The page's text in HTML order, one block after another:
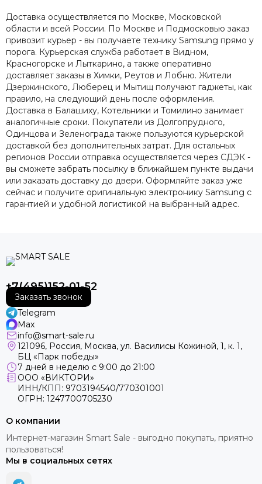
Доставка осуществляется по Москве, Московской
области и всей России. По Москве и Подмосковью заказ
привозит курьер - вы получаете технику Samsung прямо у
порога. Курьерская служба работает в Видном,
Красногорске и Лыткарино, а также оперативно
доставляет заказы в Химки, Реутов и Лобню. Жители
Дзержинского, Люберец и Мытищ получают гаджеты, как
правило, на следующий день после оформления.
Доставка в Балашиху, Котельники и Томилино занимает
аналогичные сроки. Покупатели из Долгопрудного,
Одинцова и Зеленограда также пользуются курьерской
доставкой без дополнительных затрат. Для остальных
регионов России отправка осуществляется через СДЭК -
вы сможете забрать посылку в ближайшем пункте выдачи
или заказать доставку до двери. Оформляйте заказ уже
сейчас и получите оригинальную электронику Samsung с
гарантией и удобной логистикой на выбранный адрес.
+7(495)152-01-52
Заказать звонок
Telegram
Max
info@smart-sale.ru
121096, Россия, Москва, ул. Василисы Кожиной, 1, к. 1,
БЦ «Парк победы»
7 дней в неделю с 9:00 до 21:00
ООО «ВИКТОРИ»
ИНН/КПП: 9703194540/770301001
ОГРН: 1247700705230
О компании
Интернет-магазин Smart Sale - выгодно покупать, приятно
пользоваться!
Мы в социальных сетях